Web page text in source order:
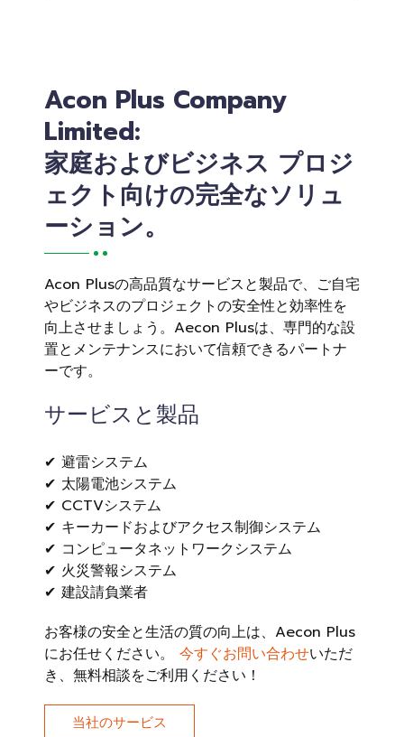
Acon Plus Company
Limited:
家庭およびビジネス プロジ
ェクト向けの完全なソリュ
ーション。
Acon Plusの高品質なサービスと製品で、ご自宅
やビジネスのプロジェクトの安全性と効率性を
向上させましょう。Aecon Plusは、専門的な設
置とメンテナンスにおいて信頼できるパートナ
ーです。
サービスと製品
✔ 避雷システム
✔ 太陽電池システム
✔ CCTVシステム
✔ キーカードおよびアクセス制御システム
✔ コンピュータネットワークシステム
✔ 火災警報システム
✔ 建設請負業者
お客様の安全と生活の質の向上は、Aecon Plus
にお任せください。 今すぐお問い合わせいただ
き、無料相談をご利用ください！
当社のサービス